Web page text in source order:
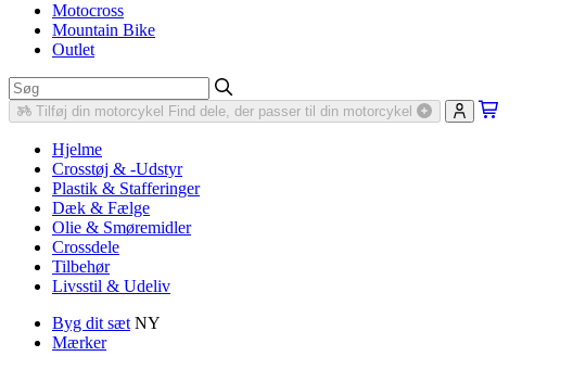
Motocross
Mountain Bike
Outlet
Tilføj din motorcykel Find dele, der passer til din motorcykel
Hjelme
Crosstøj & -Udstyr
Plastik & Stafferinger
Dæk & Fælge
Olie & Smøremidler
Crossdele
Tilbehør
Livsstil & Udeliv
Byg dit sæt NY
Mærker